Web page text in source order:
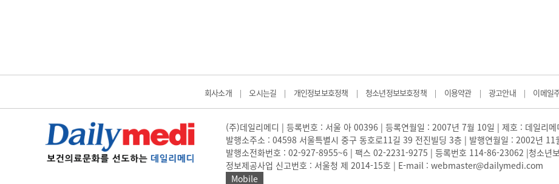
회사소개 | 오시는길 | 개인정보보호정책 | 청소년정보보호정책 | 이용약관 | 광고안내 | 이메일
(주)데일리메디 | 등록번호 : 서울 아 00396 | 등록연월일 : 2007년 7월 10일 | 제호 : 데일리
발행소주소 : 04598 서울특별시 중구 동호로11길 39 전진빌딩 3층 | 발행연월일 : 2002년 11
발행소전화번호 : 02-927-8955~6 | 팩스 02-2231-9275 | 등록번호 114-86-23062 |청소년
정보제공사업 신고번호 : 서울청 제 2014-15호 | E-mail : webmaster@dailymedi.com
Mobile